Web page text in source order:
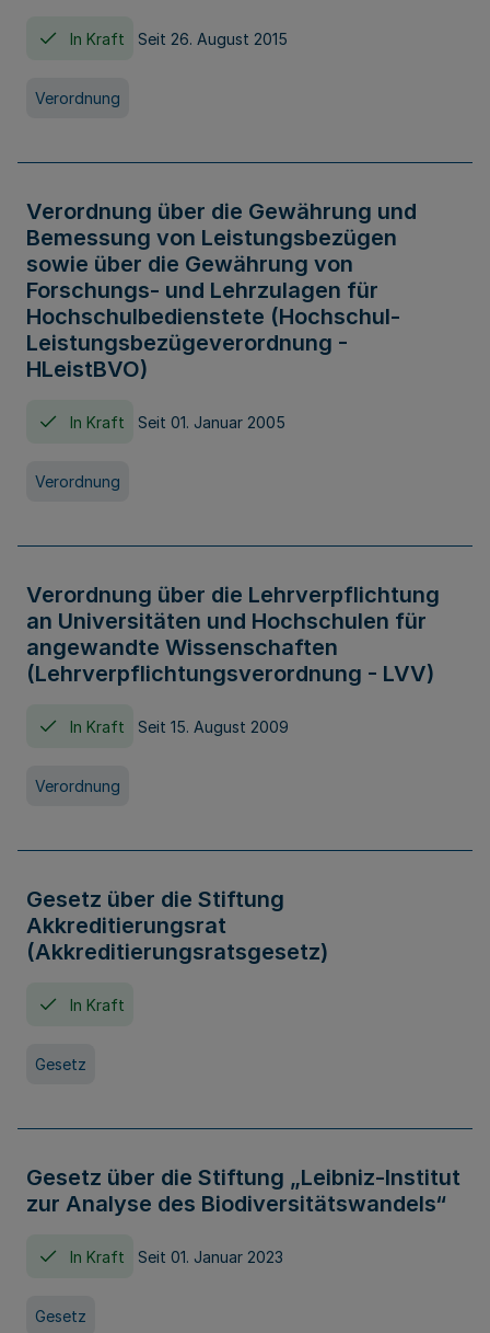
In Kraft Seit 26. August 2015
Verordnung
Verordnung über die Gewährung und
Bemessung von Leistungsbezügen
sowie über die Gewährung von
Forschungs- und Lehrzulagen für
Hochschulbedienstete (Hochschul-
Leistungsbezügeverordnung -
HLeistBVO)
In Kraft Seit 01. Januar 2005
Verordnung
Verordnung über die Lehrverpflichtung
an Universitäten und Hochschulen für
angewandte Wissenschaften
(Lehrverpflichtungsverordnung - LVV)
In Kraft Seit 15. August 2009
Verordnung
Gesetz über die Stiftung
Akkreditierungsrat
(Akkreditierungsratsgesetz)
In Kraft
Gesetz
Gesetz über die Stiftung „Leibniz-Institut
zur Analyse des Biodiversitätswandels“
In Kraft Seit 01. Januar 2023
Gesetz